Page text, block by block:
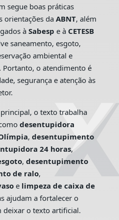
segue boas práticas
orientações da ABNT, além
à Sabesp e à CETESB
saneamento, esgoto,
ambiental e
o atendimento é
segurança e atenção às
o texto trabalha
desentupidora
, desentupimento
24 horas,
, desentupimento
de ralo,
e limpeza de caixa de
ajudam a fortalecer o
deixar o texto artificial.